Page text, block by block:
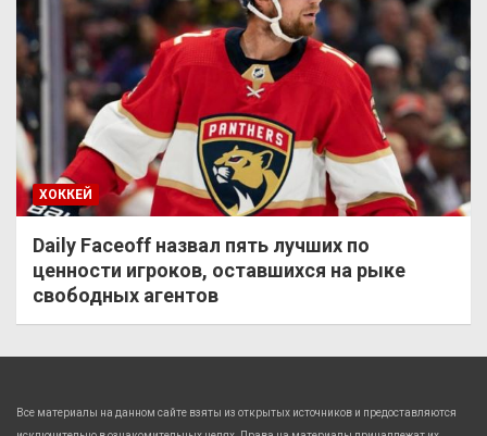
ХОККЕЙ
Daily Faceoff назвал пять лучших по
ценности игроков, оставшихся на рыке
свободных агентов
Все материалы на данном сайте взяты из открытых источников и предоставляются